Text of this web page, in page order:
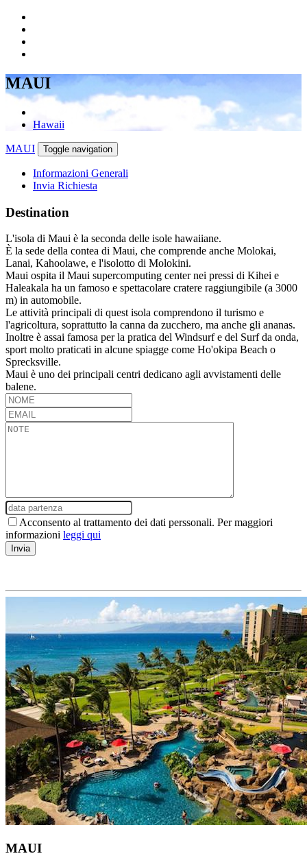
MAUI
Hawaii
MAUI Toggle navigation
Informazioni Generali
Invia Richiesta
Destination
L'isola di Maui è la seconda delle isole hawaiiane.
È la sede della contea di Maui, che comprende anche Molokai,
Lanai, Kahoolawe, e l'isolotto di Molokini.
Maui ospita il Maui supercomputing center nei pressi di Kihei e
Haleakala ha un famoso e spettacolare cratere raggiungibile (a 3000
m) in automobile.
Le attività principali di quest isola comprendono il turismo e
l'agricoltura, soprattutto la canna da zucchero, ma anche gli ananas.
Inoltre è assai famosa per la pratica del Windsurf e del Surf da onda,
sport molto praticati in alcune spiagge come Ho'okipa Beach o
Sprecksville.
Maui è uno dei principali centri dedicano agli avvistamenti delle
balene.
Acconsento al trattamento dei dati perssonali. Per maggiori
informazioni leggi qui
MAUI